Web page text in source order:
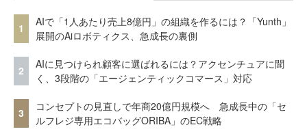
1
AIで「1人あたり売上8億円」の組織を作るには？「Yunth」
展開のAiロボティクス、急成長の裏側
2
AIに見つけられ顧客に選ばれるには？アクセンチュアに聞
く、3段階の「エージェンティックコマース」対応
3
コンセプトの見直しで年商20億円規模へ 急成長中の「セ
ルフレジ専用エコバッグORIBA」のEC戦略